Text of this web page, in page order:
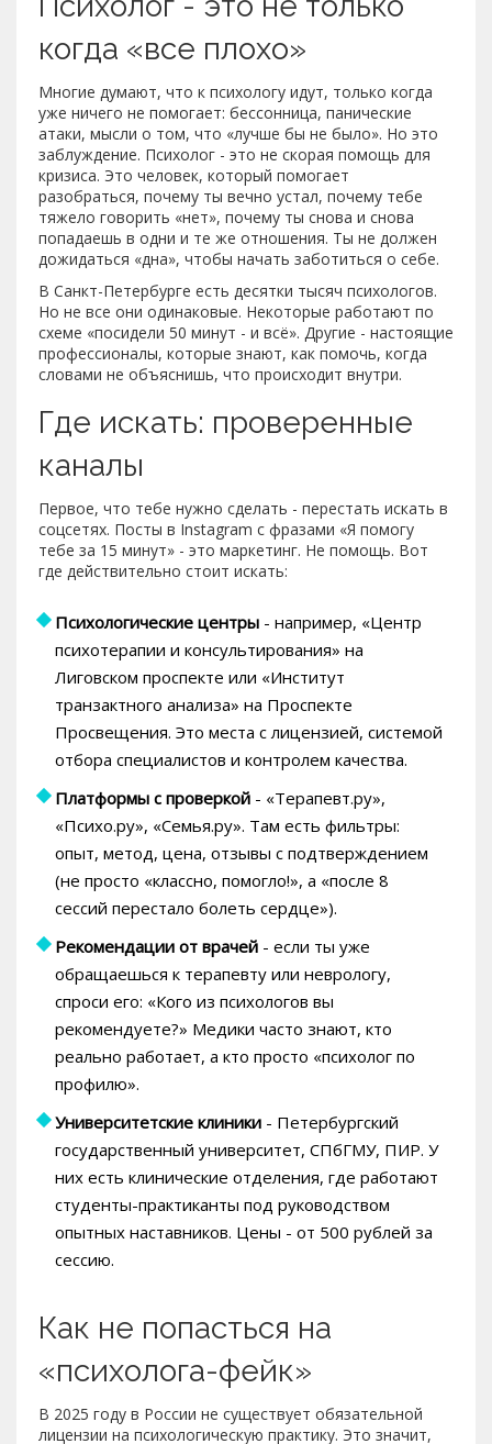
когда «все плохо»
Многие думают, что к психологу идут, только когда
уже ничего не помогает: бессонница, панические
атаки, мысли о том, что «лучше бы не было». Но это
заблуждение. Психолог - это не скорая помощь для
кризиса. Это человек, который помогает
разобраться, почему ты вечно устал, почему тебе
тяжело говорить «нет», почему ты снова и снова
попадаешь в одни и те же отношения. Ты не должен
дожидаться «дна», чтобы начать заботиться о себе.
В Санкт-Петербурге есть десятки тысяч психологов.
Но не все они одинаковые. Некоторые работают по
схеме «посидели 50 минут - и всё». Другие - настоящие
профессионалы, которые знают, как помочь, когда
словами не объяснишь, что происходит внутри.
Где искать: проверенные
каналы
Первое, что тебе нужно сделать - перестать искать в
соцсетях. Посты в Instagram с фразами «Я помогу
тебе за 15 минут» - это маркетинг. Не помощь. Вот
где действительно стоит искать:
Психологические центры - например, «Центр
психотерапии и консультирования» на
Лиговском проспекте или «Институт
транзактного анализа» на Проспекте
Просвещения. Это места с лицензией, системой
отбора специалистов и контролем качества.
Платформы с проверкой - «Терапевт.ру»,
«Психо.ру», «Семья.ру». Там есть фильтры:
опыт, метод, цена, отзывы с подтверждением
(не просто «классно, помогло!», а «после 8
сессий перестало болеть сердце»).
Рекомендации от врачей - если ты уже
обращаешься к терапевту или неврологу,
спроси его: «Кого из психологов вы
рекомендуете?» Медики часто знают, кто
реально работает, а кто просто «психолог по
профилю».
Университетские клиники - Петербургский
государственный университет, СПбГМУ, ПИР. У
них есть клинические отделения, где работают
студенты-практиканты под руководством
опытных наставников. Цены - от 500 рублей за
сессию.
Как не попасться на
«психолога-фейк»
В 2025 году в России не существует обязательной
лицензии на психологическую практику. Это значит,